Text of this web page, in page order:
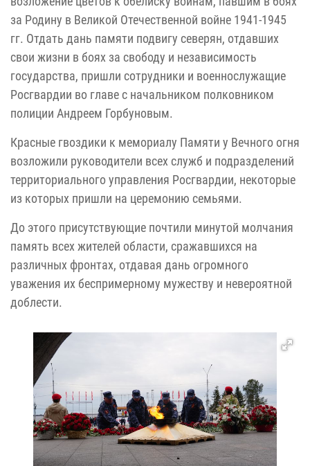
за Родину в Великой Отечественной войне 1941-1945
гг. Отдать дань памяти подвигу северян, отдавших
свои жизни в боях за свободу и независимость
государства, пришли сотрудники и военнослужащие
Росгвардии во главе с начальником полковником
полиции Андреем Горбуновым.
Красные гвоздики к мемориалу Памяти у Вечного огня
возложили руководители всех служб и подразделений
территориального управления Росгвардии, некоторые
из которых пришли на церемонию семьями.
До этого присутствующие почтили минутой молчания
память всех жителей области, сражавшихся на
различных фронтах, отдавая дань огромного
уважения их беспримерному мужеству и невероятной
доблести.